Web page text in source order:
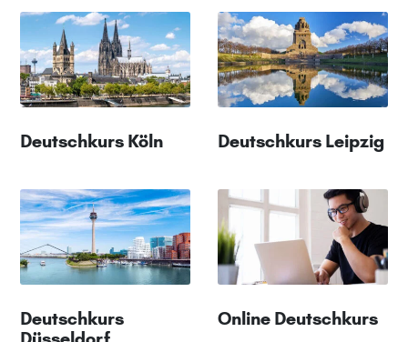
Deutschkurs Köln Deutschkurs Leipzig
Deutschkurs
Online Deutschkurs